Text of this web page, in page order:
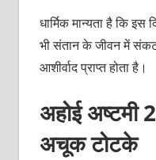
धार्मिक मान्यता है कि
भी संतान के जीवन में
आशीर्वाद प्राप्त होता है।
अहोई अष्टमी
अचूक टोटके